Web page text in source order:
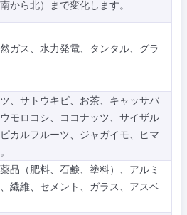
から北）まで変化します。
ガス、水力発電、タンタル、グラ
、サトウキビ、お茶、キャッサバ
ウモロコシ、ココナッツ、サイザル
カルフルーツ、ジャガイモ、ヒマ
品（肥料、石鹸、塗料）、アルミ
繊維、セメント、ガラス、アスベ